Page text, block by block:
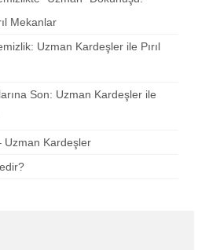
Mekanlar
Uzman Kardeşler ile Pırıl
Son: Uzman Kardeşler ile
Uzman Kardeşler